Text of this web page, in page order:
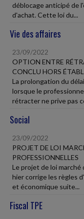
déblocage anticipé de
d'achat. Cette loi du...
Vie des affaires
23/09/2022
OPTION ENTRE
CONCLU HORS
La prolongation du
lorsque le
rétracter ne prive pas
Social
23/09/2022
PROJET DE LOI
PROFESSIONNELLES
Le projet de loi marché
hier corrige les règles
et économique suite...
Fiscal TPE